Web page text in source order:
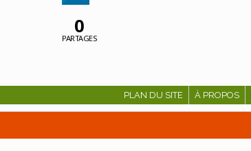
PLAN DU SITE À PROPOS
0
PARTAGES